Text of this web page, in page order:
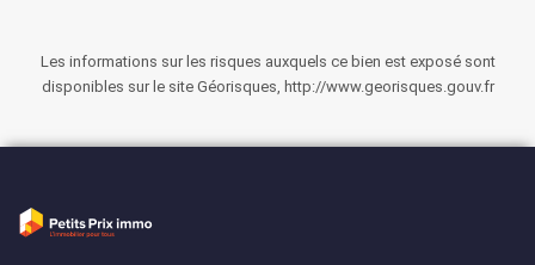
Les informations sur les risques auxquels ce bien est exposé sont
disponibles sur le site Géorisques, http://www.georisques.gouv.fr